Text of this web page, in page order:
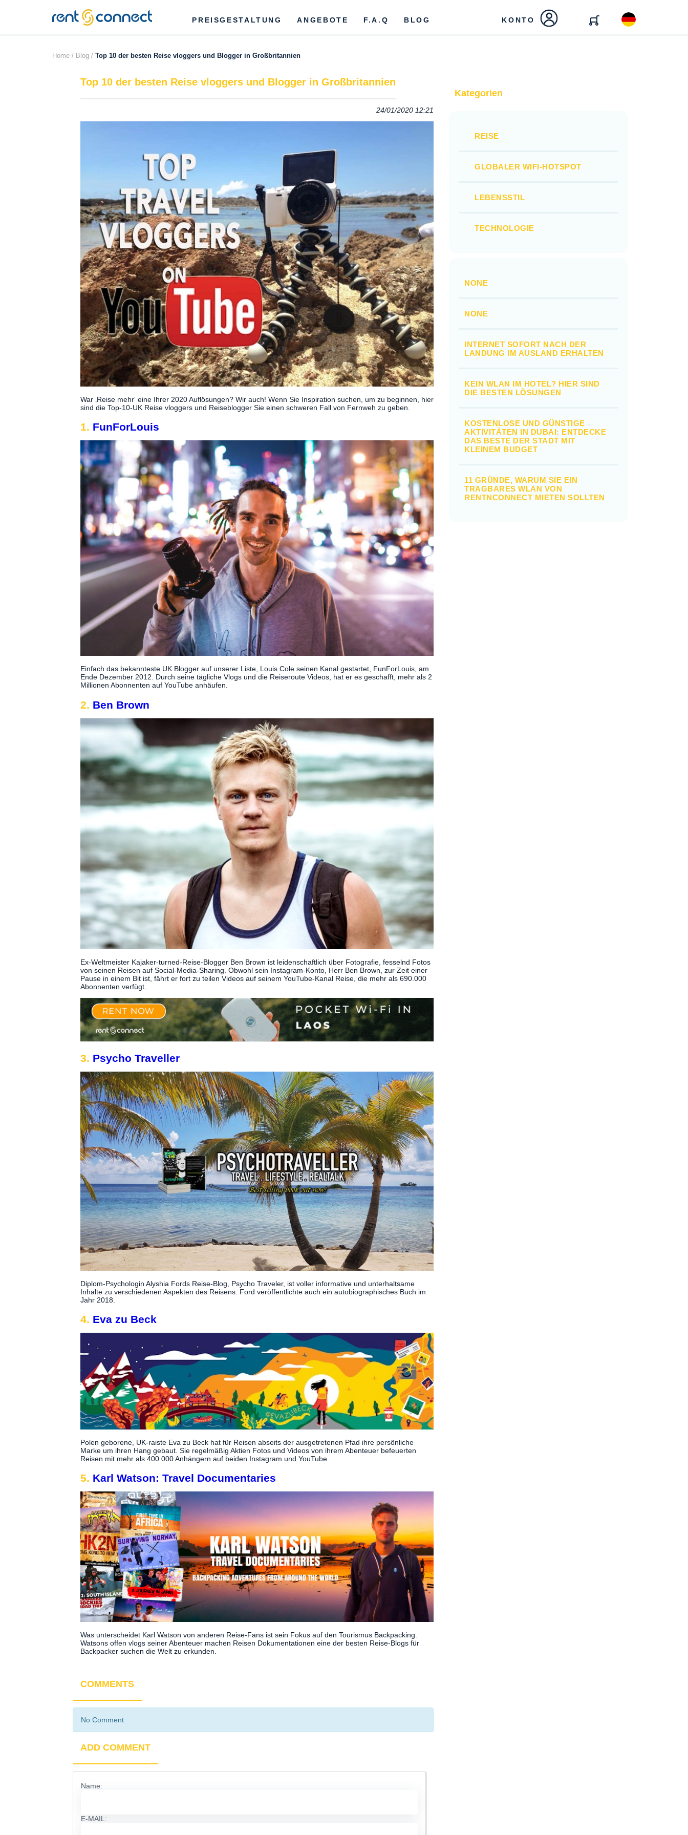
RENT'N
CONNECT
PREISGESTALTUNG ANGEBOTE F.A.Q BLOG KONTO
Home / Blog / Top 10 der besten Reise vloggers und Blogger in Großbritannien
Top 10 der besten Reise vloggers und Blogger in Großbritannien
24/01/2020 12:21
War ‚Reise mehr‘ eine Ihrer 2020 Auflösungen? Wir auch! Wenn Sie Inspiration suchen, um zu beginnen, hier
sind die Top-10-UK Reise vloggers und Reiseblogger Sie einen schweren Fall von Fernweh zu geben.
1. FunForLouis
Einfach das bekannteste UK Blogger auf unserer Liste, Louis Cole seinen Kanal gestartet, FunForLouis, am
Ende Dezember 2012. Durch seine tägliche Vlogs und die Reiseroute Videos, hat er es geschafft, mehr als 2
Millionen Abonnenten auf YouTube anhäufen.
2. Ben Brown
Ex-Weltmeister Kajaker-turned-Reise-Blogger Ben Brown ist leidenschaftlich über Fotografie, fesselnd Fotos
von seinen Reisen auf Social-Media-Sharing. Obwohl sein Instagram-Konto, Herr Ben Brown, zur Zeit einer
Pause in einem Bit ist, fährt er fort zu teilen Videos auf seinem YouTube-Kanal Reise, die mehr als 690.000
Abonnenten verfügt.
3. Psycho Traveller
Diplom-Psychologin Alyshia Fords Reise-Blog, Psycho Traveler, ist voller informative und unterhaltsame
Inhalte zu verschiedenen Aspekten des Reisens. Ford veröffentlichte auch ein autobiographisches Buch im
Jahr 2018.
4. Eva zu Beck
Polen geborene, UK-raiste Eva zu Beck hat für Reisen abseits der ausgetretenen Pfad ihre persönliche
Marke um ihren Hang gebaut. Sie regelmäßig Aktien Fotos und Videos von ihrem Abenteuer befeuerten
Reisen mit mehr als 400.000 Anhängern auf beiden Instagram und YouTube.
5. Karl Watson: Travel Documentaries
Was unterscheidet Karl Watson von anderen Reise-Fans ist sein Fokus auf den Tourismus Backpacking.
Watsons offen vlogs seiner Abenteuer machen Reisen Dokumentationen eine der besten Reise-Blogs für
Backpacker suchen die Welt zu erkunden.
COMMENTS
No Comment
ADD COMMENT
Name:
E-MAIL:
Kategorien
REISE
GLOBALER WIFI-HOTSPOT
LEBENSSTIL
TECHNOLOGIE
NONE
NONE
INTERNET SOFORT NACH DER
LANDUNG IM AUSLAND ERHALTEN
KEIN WLAN IM HOTEL? HIER SIND
DIE BESTEN LÖSUNGEN
KOSTENLOSE UND GÜNSTIGE
AKTIVITÄTEN IN DUBAI: ENTDECKE
DAS BESTE DER STADT MIT
KLEINEM BUDGET
11 GRÜNDE, WARUM SIE EIN
TRAGBARES WLAN VON
RENTNCONNECT MIETEN SOLLTEN